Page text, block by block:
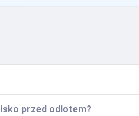
przed odlotem?